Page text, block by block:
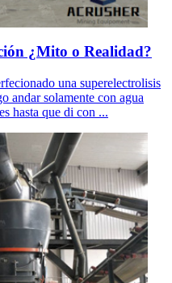
¿Mito o Realidad?
una superelectrolisis
andar solamente con agua
hasta que di con ...